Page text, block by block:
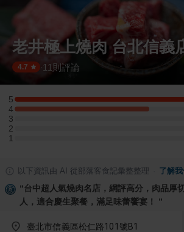
老井極上燒肉 台北信義
4.7 · 11 則評論
5
5 星：3 則評論
4
4 星：2 則評論
3
3 星：0 則評論
2
2 星：0 則評論
1
1 星：0 則評論
以下資訊由 AI 從部落客食記彙整整理 了解
“台中超人氣燒肉名店，網評高分，肉品厚
人，適合慶生聚餐，滿足味蕾饗宴！ ”
臺北市信義區松仁路101號B1